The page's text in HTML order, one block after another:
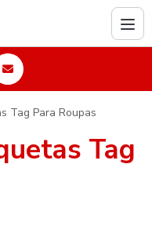
Tag Para Roupas
Tag